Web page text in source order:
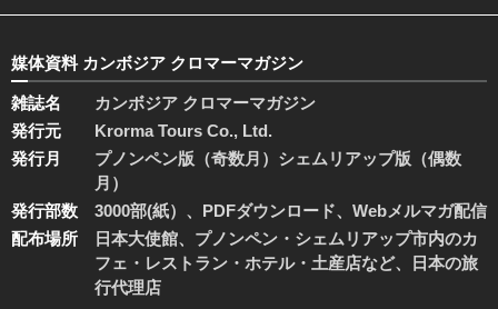
媒体資料 カンボジア クロマーマガジン
雑誌名
カンボジア クロマーマガジン
発行元
Krorma Tours Co., Ltd.
発行月
プノンペン版（奇数月）シェムリアップ版（偶数
月）
発行部数
3000部(紙）、PDFダウンロード、Webメルマガ配信
配布場所
日本大使館、プノンペン・シェムリアップ市内のカ
フェ・レストラン・ホテル・土産店など、日本の旅
行代理店